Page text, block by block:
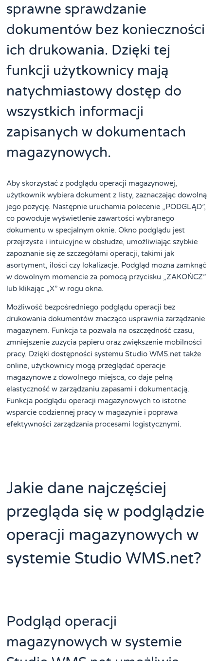
sprawne sprawdzanie
dokumentów bez konieczności
ich drukowania. Dzięki tej
funkcji użytkownicy mają
natychmiastowy dostęp do
wszystkich informacji
zapisanych w dokumentach
magazynowych.
Aby skorzystać z podglądu operacji magazynowej,
użytkownik wybiera dokument z listy, zaznaczając dowolną
jego pozycję. Następnie uruchamia polecenie „PODGLĄD”,
co powoduje wyświetlenie zawartości wybranego
dokumentu w specjalnym oknie. Okno podglądu jest
przejrzyste i intuicyjne w obsłudze, umożliwiając szybkie
zapoznanie się ze szczegółami operacji, takimi jak
asortyment, ilości czy lokalizacje. Podgląd można zamknąć
w dowolnym momencie za pomocą przycisku „ZAKOŃCZ”
lub klikając „X” w rogu okna.
Możliwość bezpośredniego podglądu operacji bez
drukowania dokumentów znacząco usprawnia zarządzanie
magazynem. Funkcja ta pozwala na oszczędność czasu,
zmniejszenie zużycia papieru oraz zwiększenie mobilności
pracy. Dzięki dostępności systemu Studio WMS.net także
online, użytkownicy mogą przeglądać operacje
magazynowe z dowolnego miejsca, co daje pełną
elastyczność w zarządzaniu zapasami i dokumentacją.
Funkcja podglądu operacji magazynowych to istotne
wsparcie codziennej pracy w magazynie i poprawa
efektywności zarządzania procesami logistycznymi.
Jakie dane najczęściej
przegląda się w podglądzie
operacji magazynowych w
systemie Studio WMS.net?
Podgląd operacji
magazynowych w systemie